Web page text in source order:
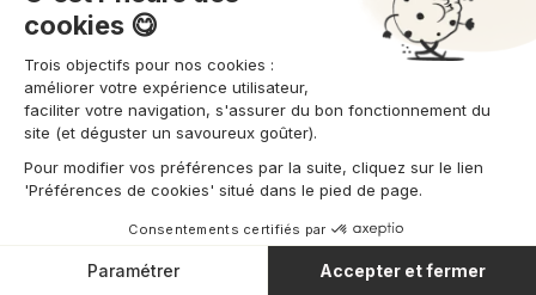
errores, sino también por
garantizar la
transparencia y el cumplimiento de las
normativas laborales vigentes.
Herramientas como Combo permiten registrar las
compensaciones de manera precisa y ofrecer a
a esta información, lo que mejora la relación
laboral y minimiza las disputas.